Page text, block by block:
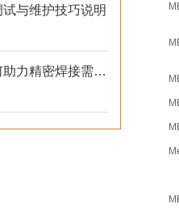
与维护技巧说明
Fronius焊接设备如何助力精密焊接需求？